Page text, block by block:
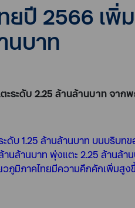
ปี 2566 เพิ่
นบาท
ระดับ 2.25 ล้านล้านบาท จาก
ดับ 1.25 ล้านล้านบาท บนบริบ
นล้านบาท พุ่งแตะ 2.25 ล้านล้
ภูมิภาคไทยมีความคึกคักเพิ่มสูง